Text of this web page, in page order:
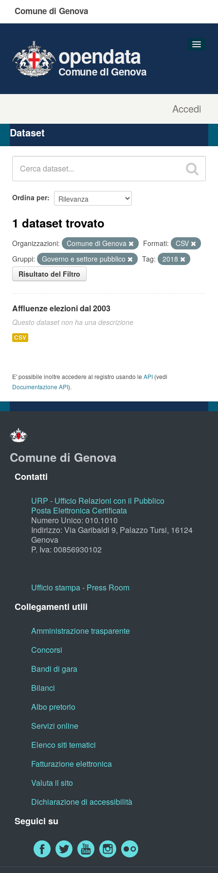
Comune di Genova
Accedi
opendata
Comune di Genova
Organizzazioni
Gruppi
Dataset
Ordina per
1 dataset trovato
Organizzazioni: Comune di Genova Formati:
CSV
Gruppi:
Governo e settore pubblico Tag:
2018
Risultato del Filtro
Affluenze elezioni dal 2003
Questo dataset non ha una descrizione
CSV
E' possibile inoltre accedere al registro usando le API (vedi
Documentazione API).
Comune di Genova
Contatti
URP - Ufficio Relazioni con il Pubblico
Posta Elettronica Certificata
Numero Unico: 010.1010
Indirizzo: Via Garibaldi 9, Palazzo Tursi, 16124
Genova
P. Iva: 00856930102
Ufficio stampa - Press Room
Collegamenti utili
Amministrazione trasparente
Concorsi
Bandi di gara
Bilanci
Albo pretorio
Servizi online
Elenco siti tematici
Fatturazione elettronica
Valuta il sito
Dichiarazione di accessibilità
Seguici su